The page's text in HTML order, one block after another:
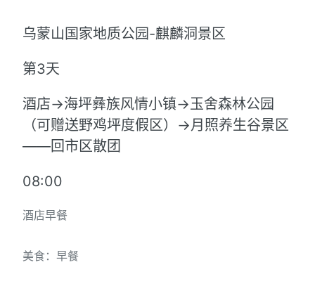
乌蒙山国家地质公园-麒麟洞景区
第3天
酒店→海坪彝族风情小镇→玉舍森林公园
（可赠送野鸡坪度假区）→月照养生谷景区
——回市区散团
08:00
酒店早餐
美食：早餐